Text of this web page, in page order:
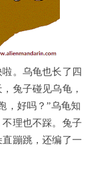
。乌龟也长了四
兔子碰见乌龟，
，好吗？”乌龟知
理也不踩。兔子
蹦跳，还编了一